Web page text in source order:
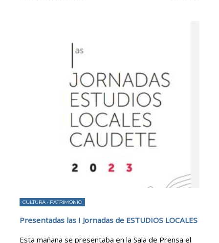
CULTURA • PATRIMONIO
Presentadas las I Jornadas de ESTUDIOS LOCALES
Esta mañana se presentaba en la Sala de Prensa el